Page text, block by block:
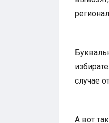
случае
А вот